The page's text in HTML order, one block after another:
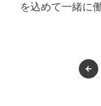
を込めて一緒に